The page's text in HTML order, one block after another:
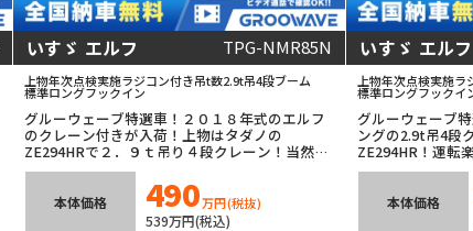
いすゞ エルフ TPG-NMR85N
上物年次点検実施ラジコン付き吊t数2.9t吊4段ブーム
標準ロングフックイン
グルーウェーブ特選車！２０１８年式のエルフ
のクレーン付きが入荷！上物はタダノの
ZE294HRで２．９ｔ吊り４段クレーン！当然ラ
ジコン付き！安心できる年次点検済み！マニュ
アル６速で臨機応変なアクセルワークが可能！
安全装備充実！ETC車載器も装着済み！低走行
で積載３ｔ！未来のお供間違いなしの1台！
本体価格 490万円(税抜)
539万円(税込)
いすゞ エルフ
上物年次点検実施ラ
標準ロングフックイ
グルーウェーブ
ングの2.9t吊4段
ZE294HR！運転
ーシの状態も綺
本体価格